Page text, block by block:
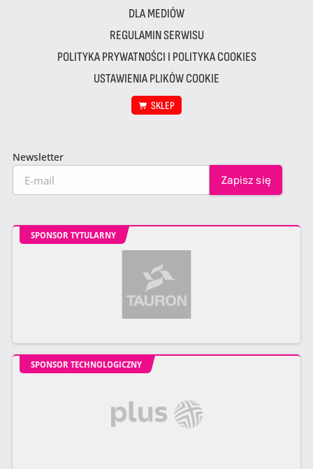
DLA MEDIÓW
REGULAMIN SERWISU
POLITYKA PRYWATNOŚCI I POLITYKA COOKIES
USTAWIENIA PLIKÓW COOKIE
SKLEP
Newsletter
SPONSOR TYTULARNY
SPONSOR TECHNOLOGICZNY